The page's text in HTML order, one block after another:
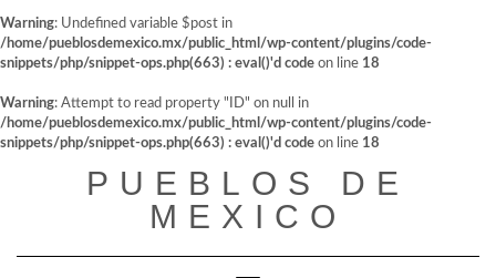
Warning: Undefined variable $post in
/home/pueblosdemexico.mx/public_html/wp-content/plugins/code-
snippets/php/snippet-ops.php(663) : eval()'d code on line 18
Warning: Attempt to read property "ID" on null in
/home/pueblosdemexico.mx/public_html/wp-content/plugins/code-
snippets/php/snippet-ops.php(663) : eval()'d code on line 18
PUEBLOS DE
MEXICO